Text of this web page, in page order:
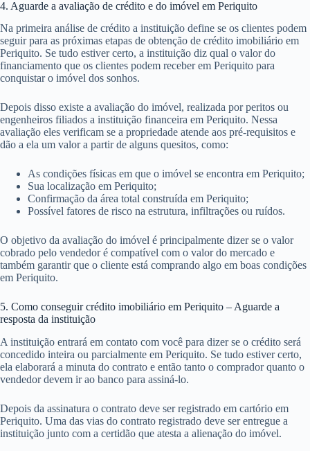
4. Aguarde a avaliação de crédito e do imóvel em Periquito
Na primeira análise de crédito a instituição define se os clientes podem
seguir para as próximas etapas de obtenção de crédito imobiliário em
Periquito. Se tudo estiver certo, a instituição diz qual o valor do
financiamento que os clientes podem receber em Periquito para
conquistar o imóvel dos sonhos.
Depois disso existe a avaliação do imóvel, realizada por peritos ou
engenheiros filiados a instituição financeira em Periquito. Nessa
avaliação eles verificam se a propriedade atende aos pré-requisitos e
dão a ela um valor a partir de alguns quesitos, como:
As condições físicas em que o imóvel se encontra em Periquito;
Sua localização em Periquito;
Confirmação da área total construída em Periquito;
Possível fatores de risco na estrutura, infiltrações ou ruídos.
O objetivo da avaliação do imóvel é principalmente dizer se o valor
cobrado pelo vendedor é compatível com o valor do mercado e
também garantir que o cliente está comprando algo em boas condições
em Periquito.
5. Como conseguir crédito imobiliário em Periquito – Aguarde a
resposta da instituição
A instituição entrará em contato com você para dizer se o crédito será
concedido inteira ou parcialmente em Periquito. Se tudo estiver certo,
ela elaborará a minuta do contrato e então tanto o comprador quanto o
vendedor devem ir ao banco para assiná-lo.
Depois da assinatura o contrato deve ser registrado em cartório em
Periquito. Uma das vias do contrato registrado deve ser entregue a
instituição junto com a certidão que atesta a alienação do imóvel.